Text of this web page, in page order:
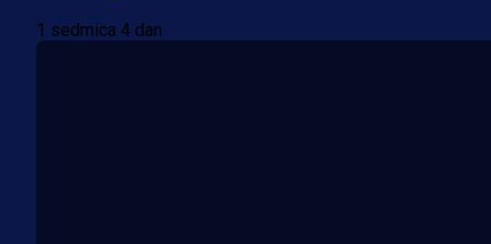
1 sedmica 4 dan